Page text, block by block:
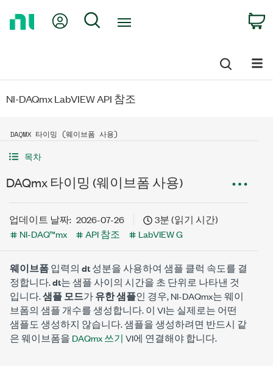
My Account
Search
NI-DAQmx LabVIEW API 참조
DAQMX 타이밍 (웨이브폼 사용)
목차
DAQmx 타이밍 (웨이브폼 사용)
업데이트 날짜: 2026-07-26
3분 (읽기 시간)
NI-DAQ™mx
API 참조 LabVIEW G
웨이브폼입력의 dt성분을 사용하여 샘플 클럭 속도를 결
정합니다.dt는 샘플 사이의 시간을 초 단위로 나타낸 것
입니다.샘플 모드가유한 샘플인 경우, NI-DAQmx는 웨이
브폼의 샘플 개수를 생성합니다. 이 VI는 실제로는 어떤
샘플도 생성하지 않습니다. 샘플을 생성하려면 반드시 같
은 웨이브폼을 DAQmx 쓰기 VI에 연결해야 합니다.